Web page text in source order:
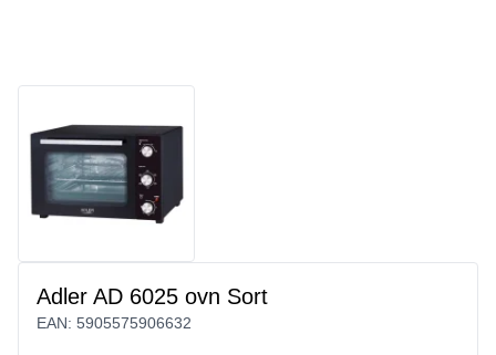
Adler AD 6025 ovn Sort
EAN: 5905575906632